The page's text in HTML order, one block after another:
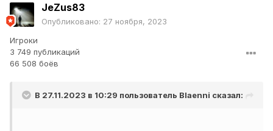
JeZus83
Опубликовано: 27 ноября, 2023
Игроки
3 749 публикаций
66 508 боёв
В 27.11.2023 в 10:29 пользователь Blaenni сказал: